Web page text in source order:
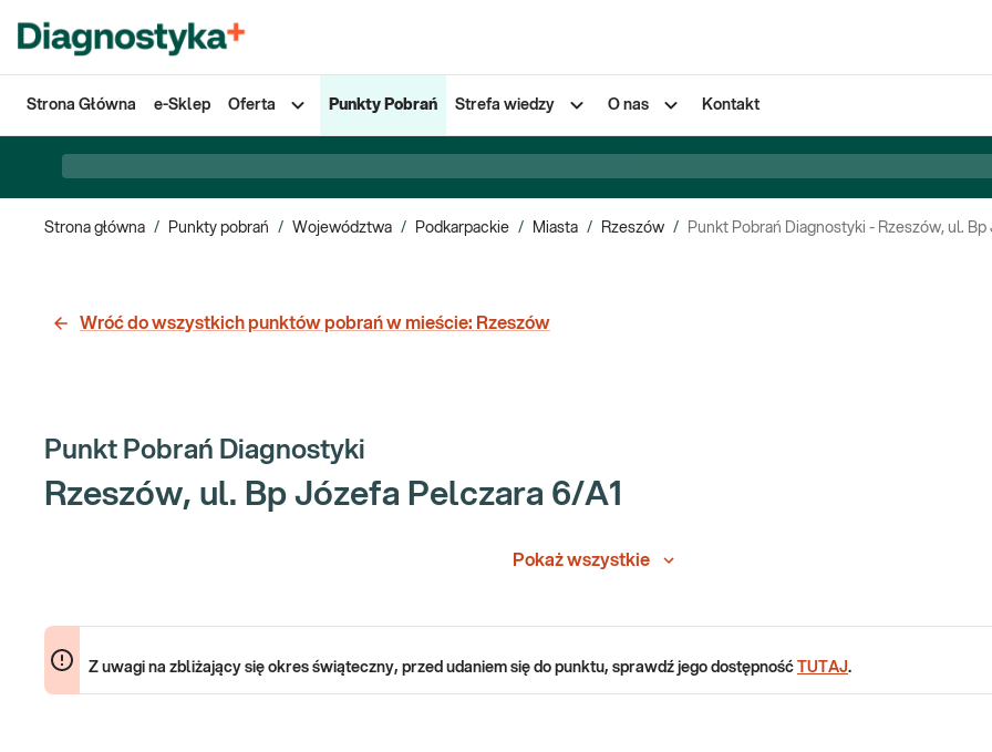
Strona Główna e-Sklep Oferta Punkty Pobrań Strefa wiedzy O nas Kontakt
Strona główna / Punkty pobrań / Województwa / Podkarpackie / Miasta / Rzeszów / Punkt Pobrań Diagnostyki - Rzeszów, ul. Bp
Wróć do wszystkich punktów pobrań w mieście: Rzeszów
Punkt Pobrań Diagnostyki
Rzeszów, ul. Bp Józefa Pelczara 6/A1
Pokaż wszystkie
Z uwagi na zbliżający się okres świąteczny, przed udaniem się do punktu, sprawdź jego dostępność TUTAJ.